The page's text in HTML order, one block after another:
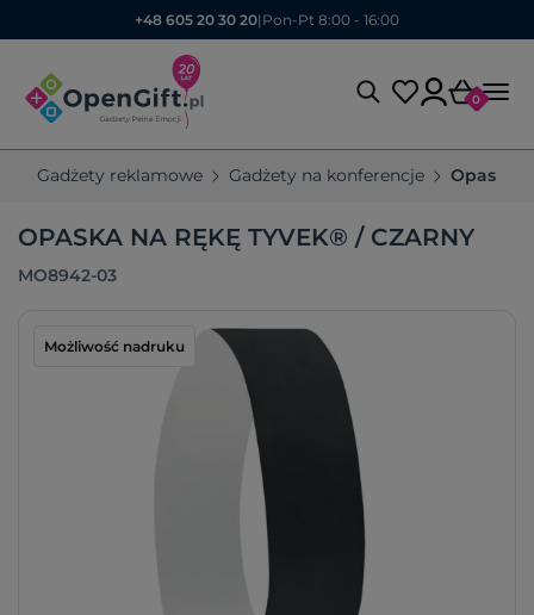
+48 605 20 30 20| Pon-Pt 8:00 - 16:00
0
Gadżety reklamowe Gadżety na konferencje Opaski
OPASKA NA RĘKĘ TYVEK® / CZARNY
MO8942-03
Możliwość nadruku